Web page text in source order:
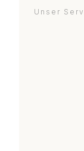
Unser